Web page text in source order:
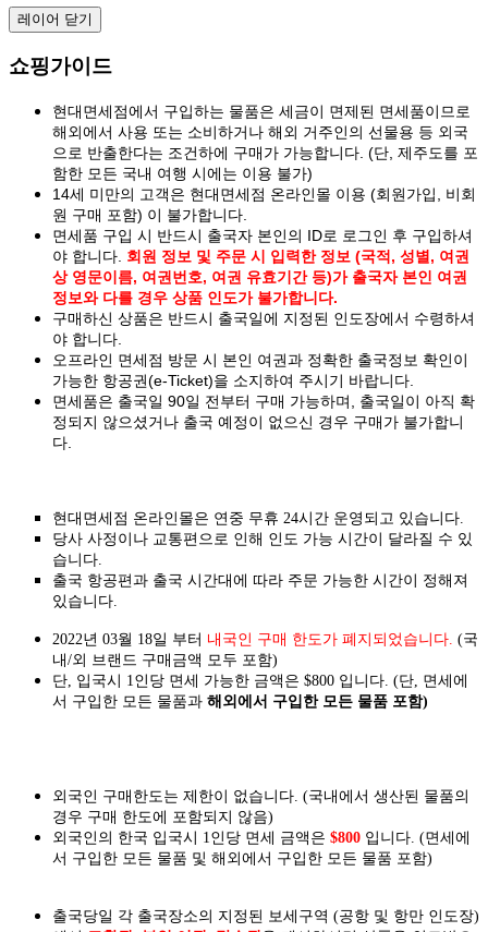
레이어 닫기
쇼핑가이드
현대면세점에서 구입하는 물품은 세금이 면제된 면세품이므로
해외에서 사용 또는 소비하거나 해외 거주인의 선물용 등 외국
으로 반출한다는 조건하에 구매가 가능합니다. (단, 제주도를 포
함한 모든 국내 여행 시에는 이용 불가)
14세 미만의 고객은 현대면세점 온라인몰 이용 (회원가입, 비회
원 구매 포함) 이 불가합니다.
면세품 구입 시 반드시 출국자 본인의 ID로 로그인 후 구입하셔
야 합니다. 회원 정보 및 주문 시 입력한 정보 (국적, 성별, 여권
상 영문이름, 여권번호, 여권 유효기간 등)가 출국자 본인 여권
정보와 다를 경우 상품 인도가 불가합니다.
구매하신 상품은 반드시 출국일에 지정된 인도장에서 수령하셔
야 합니다.
오프라인 면세점 방문 시 본인 여권과 정확한 출국정보 확인이
가능한 항공권(e-Ticket)을 소지하여 주시기 바랍니다.
면세품은 출국일 90일 전부터 구매 가능하며, 출국일이 아직 확
정되지 않으셨거나 출국 예정이 없으신 경우 구매가 불가합니
다.
현대면세점 온라인몰은 연중 무휴 24시간 운영되고 있습니다.
당사 사정이나 교통편으로 인해 인도 가능 시간이 달라질 수 있
습니다.
출국 항공편과 출국 시간대에 따라 주문 가능한 시간이 정해져
있습니다.
2022년 03월 18일 부터 내국인 구매 한도가 폐지되었습니다. (국
내/외 브랜드 구매금액 모두 포함)
단, 입국시 1인당 면세 가능한 금액은 $800 입니다. (단, 면세에
서 구입한 모든 물품과 해외에서 구입한 모든 물품 포함)
외국인 구매한도는 제한이 없습니다. (국내에서 생산된 물품의
경우 구매 한도에 포함되지 않음)
외국인의 한국 입국시 1인당 면세 금액은 $800 입니다. (면세에
서 구입한 모든 물품 및 해외에서 구입한 모든 물품 포함)
출국당일 각 출국장소의 지정된 보세구역 (공항 및 항만 인도장)